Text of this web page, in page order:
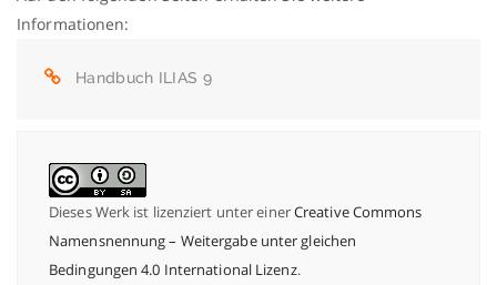
Informationen:
Handbuch ILIAS 9
Dieses Werk ist lizenziert unter einerCreative Commons
Namensnennung – Weitergabe unter gleichen
Bedingungen 4.0 International Lizenz.